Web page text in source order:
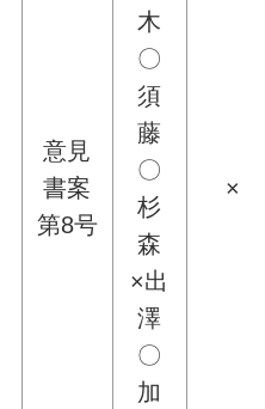
意見
書案
第8号
木
〇
須
藤
〇
杉
森
×出
澤
〇
加
×